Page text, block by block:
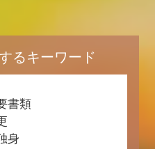
るキーワード
書類
身